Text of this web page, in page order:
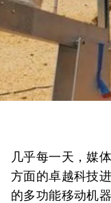
几乎每一天，媒
方面的卓越科技
的多功能移动机